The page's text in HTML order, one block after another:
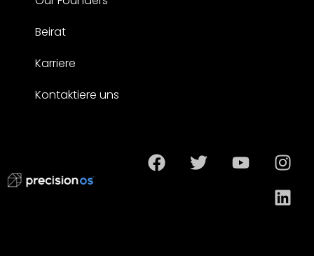
Beirat
Karriere
Kontaktiere uns